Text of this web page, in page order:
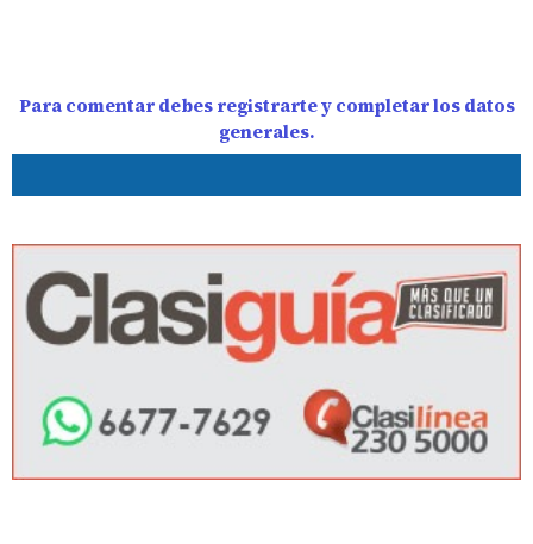
Para comentar debes registrarte y completar los datos
generales.